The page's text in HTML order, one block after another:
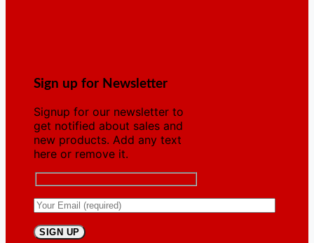
Sign up for Newsletter
Signup for our newsletter to
get notified about sales and
new products. Add any text
here or remove it.